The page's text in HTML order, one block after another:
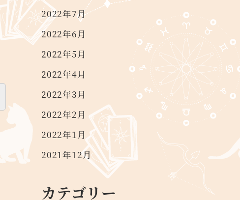
2022年7月
2022年6月
2022年5月
2022年4月
2022年3月
2022年2月
2022年1月
2021年12月
カテゴリー